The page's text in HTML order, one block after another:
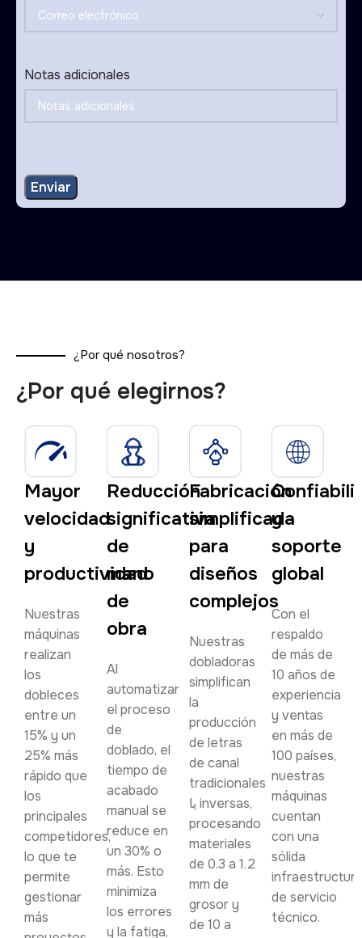
Notas adicionales
¿Por qué nosotros?
¿Por qué elegirnos?
Mayor
velocidad
y
productividad
Nuestras
máquinas
realizan
los
dobleces
entre un
15% y un
25% más
rápido que
los
principales
competidores,
lo que te
permite
gestionar
más
Reducción
significativa
de
mano
de
obra
Al
automatizar
el proceso
de
doblado, el
tiempo de
acabado
manual se
reduce en
un 30% o
más. Esto
minimiza
los errores
y la fatiga,
Fabricación
simplificada
para
diseños
complejos
Nuestras
dobladoras
simplifican
la
producción
de letras
de canal
tradicionales
یا inversas,
procesando
materiales
de 0.3 a 1.2
mm de
grosor y
de 10 a
y
soporte
global
Con el
respaldo
de más de
10 años de
experiencia
y ventas
en más de
100 países,
nuestras
máquinas
cuentan
con una
sólida
infraestructura
de servicio
técnico.